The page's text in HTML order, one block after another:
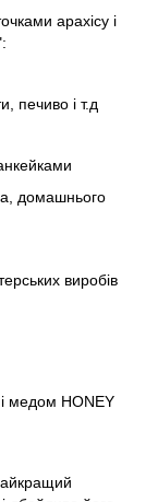
арахісу і
печиво і т.д
домашнього
виробів
і медом HONEY